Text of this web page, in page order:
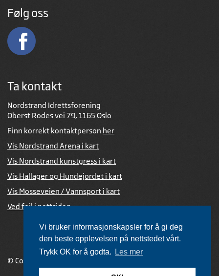
Vi bruker informasjonskapsler for å gi deg
den beste opplevelsen på nettstedet vårt.
Trykk OK for å godta.
Les mer
Følg oss
Ta kontakt
Nordstrand Idrettsforening
Oberst Rodes vei 79, 1165 Oslo
Finn korrekt kontaktperson her
Vis Nordstrand Arena i kart
Vis Nordstrand kunstgress i kart
Vis Hallager og Hundejordet i kart
Vis Mosseveien / Vannsport i kart
Ved feil i nettsiden
© Copyright 2026 |